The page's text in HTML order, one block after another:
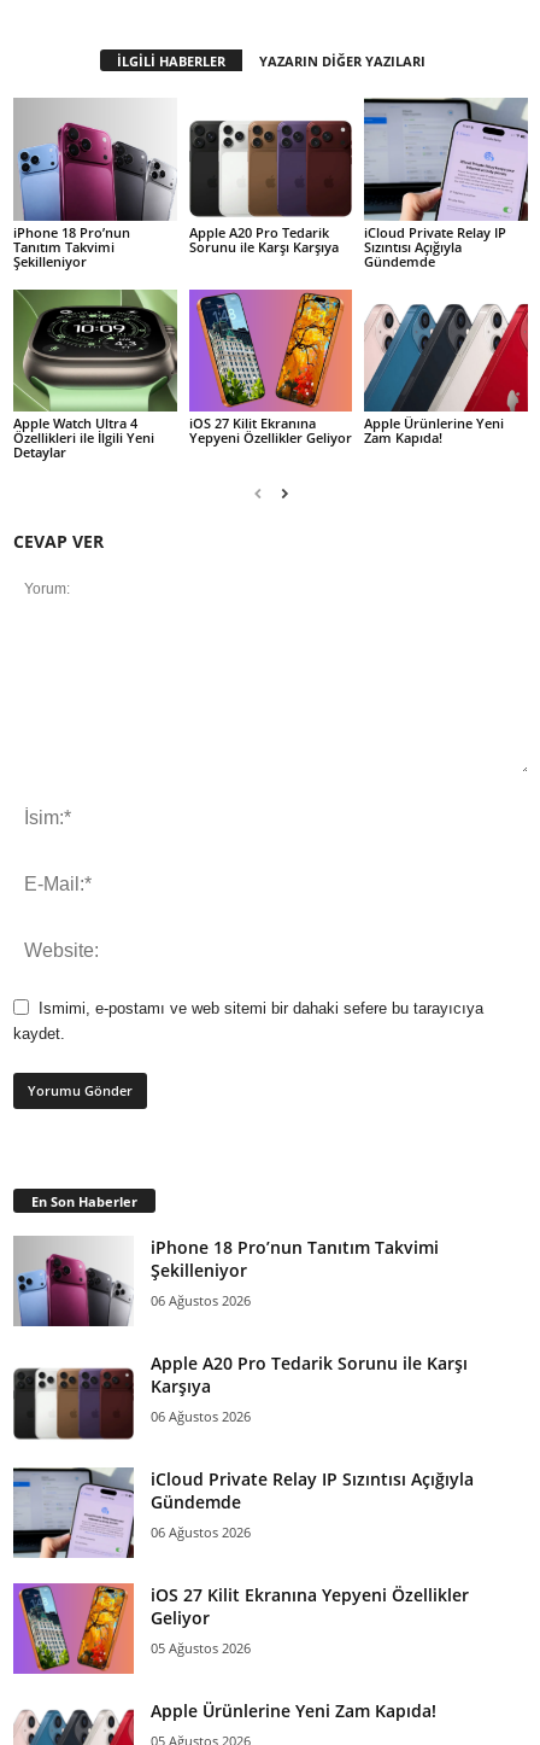
İLGİLİ HABERLER YAZARIN DİĞER YAZILARI
iPhone 18 Pro’nun
Tanıtım Takvimi
Şekilleniyor
Apple A20 Pro Tedarik
Sorunu ile Karşı Karşıya
iCloud Private Relay IP
Sızıntısı Açığıyla
Gündemde
Apple Watch Ultra 4
Özellikleri ile İlgili Yeni
Detaylar
iOS 27 Kilit Ekranına
Yepyeni Özellikler Geliyor
Apple Ürünlerine Yeni
Zam Kapıda!
CEVAP VER
Ismimi, e-postamı ve web sitemi bir dahaki sefere bu tarayıcıya
kaydet.
En Son Haberler
iPhone 18 Pro’nun Tanıtım Takvimi
Şekilleniyor
06 Ağustos 2026
Apple A20 Pro Tedarik Sorunu ile Karşı
Karşıya
06 Ağustos 2026
iCloud Private Relay IP Sızıntısı Açığıyla
Gündemde
06 Ağustos 2026
iOS 27 Kilit Ekranına Yepyeni Özellikler
Geliyor
05 Ağustos 2026
Apple Ürünlerine Yeni Zam Kapıda!
05 Ağustos 2026